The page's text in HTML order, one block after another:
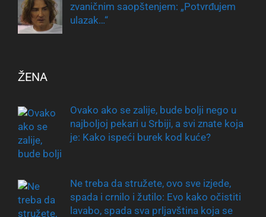
zvaničnim saopštenjem: „Potvrđujem
ulazak…“
ŽENA
Ovako ako se zalije, bude bolji nego u
najboljoj pekari u Srbiji, a svi znate koja
je: Kako ispeći burek kod kuće?
Ne treba da stružete, ovo sve izjede,
spada i crnilo i žutilo: Evo kako očistiti
lavabo, spada sva prljavština koja se